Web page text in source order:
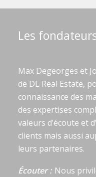
Les
Max Degeorges et
de DL Real Estate,
connaissance des
des expertises
valeurs d’écoute et
clients mais aussi
leurs partenaires.
Écouter : Nous